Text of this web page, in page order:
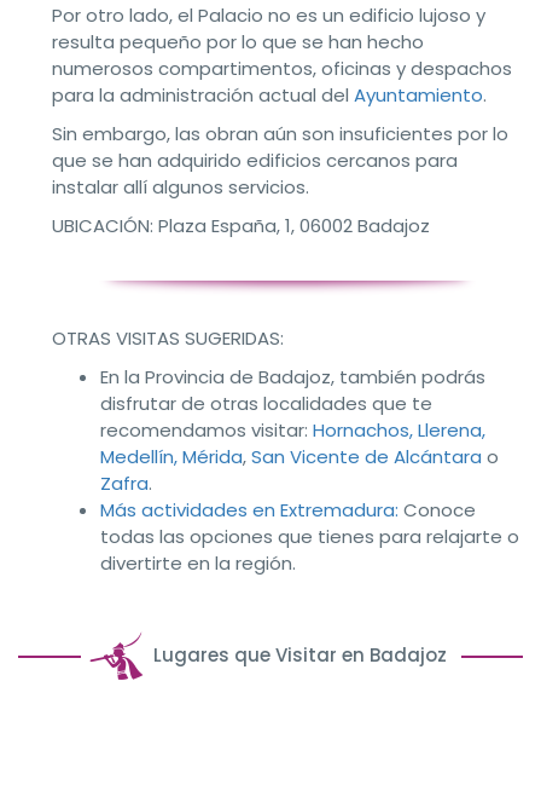
Por otro lado, el Palacio no es un edificio lujoso y
resulta pequeño por lo que se han hecho
numerosos compartimentos, oficinas y despachos
para la administración actual del Ayuntamiento.
Sin embargo, las obran aún son insuficientes por lo
que se han adquirido edificios cercanos para
instalar allí algunos servicios.
UBICACIÓN: Plaza España, 1, 06002 Badajoz
OTRAS VISITAS SUGERIDAS:
En la Provincia de Badajoz, también podrás
disfrutar de otras localidades que te
recomendamos visitar: Hornachos,Llerena,
Medellín,Mérida,San Vicente de Alcántara o
Zafra.
Más actividades en Extremadura: Conoce
todas las opciones que tienes para relajarte o
divertirte en la región.
Lugares que Visitar en Badajoz